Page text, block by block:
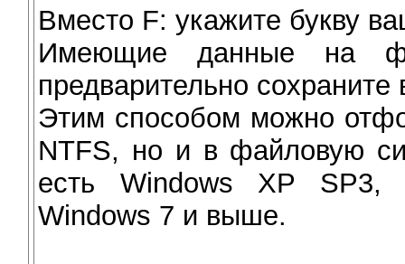
Вместо F: укажите букву
Имеющие данные на
предварительно
Этим способом можно
NTFS, но и в файловую
есть Windows XP SP3,
Windows 7 и выше.